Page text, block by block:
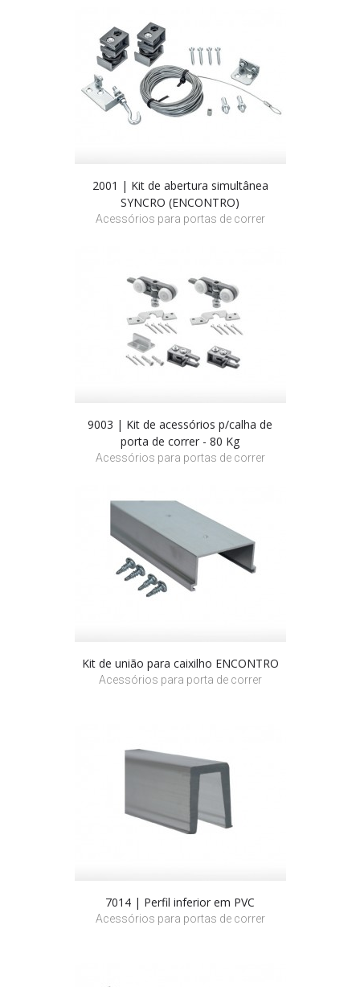
2001 | Kit de abertura simultânea
SYNCRO (ENCONTRO)
Acessórios para portas de correr
9003 | Kit de acessórios p/calha de
porta de correr - 80 Kg
Acessórios para portas de correr
Kit de união para caixilho ENCONTRO
Acessórios para porta de correr
7014 | Perfil inferior em PVC
Acessórios para portas de correr